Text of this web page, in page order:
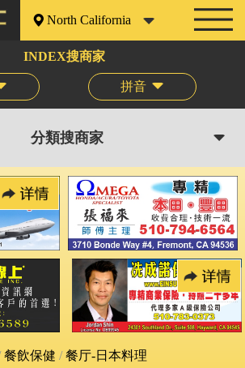
North California
INDEX搜商家
拼音
分類搜商家
餐飲保健 餐厅-日本料理